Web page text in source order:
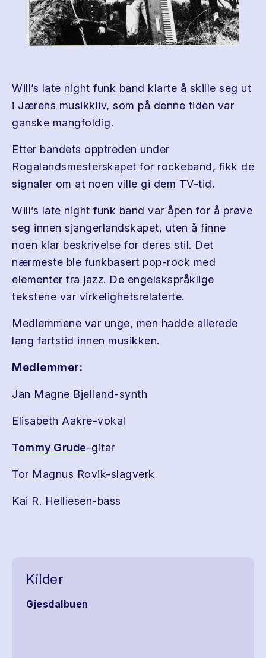
Will’s late night funk band klarte å skille seg ut
i Jærens musikkliv, som på denne tiden var
ganske mangfoldig.
Etter bandets opptreden under
Rogalandsmesterskapet for rockeband, fikk de
signaler om at noen ville gi dem TV-tid.
Will’s late night funk band var åpen for å prøve
seg innen sjangerlandskapet, uten å finne
noen klar beskrivelse for deres stil. Det
nærmeste ble funkbasert pop-rock med
elementer fra jazz. De engelskspråklige
tekstene var virkelighetsrelaterte.
Medlemmene var unge, men hadde allerede
lang fartstid innen musikken.
Medlemmer:
Jan Magne Bjelland-synth
Elisabeth Aakre-vokal
Tommy Grude-gitar
Tor Magnus Rovik-slagverk
Kai R. Helliesen-bass
Kilder
Gjesdalbuen